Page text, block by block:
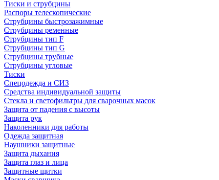
Тиски и струбцины
Распоры телескопические
Струбцины быстрозажимные
Струбцины ременные
Струбцины тип F
Струбцины тип G
Струбцины трубные
Струбцины угловые
Тиски
Спецодежда и СИЗ
Средства индивидуальной защиты
Стекла и светофильтры для сварочных масок
Защита от падения с высоты
Защита рук
Наколенники для работы
Одежда защитная
Наушники защитные
Защита дыхания
Защита глаз и лица
Защитные щитки